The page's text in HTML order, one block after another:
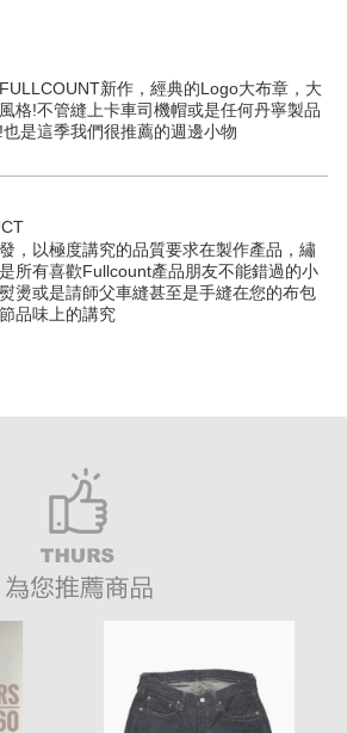
新作，經典的Logo大布章，大
格!不管縫上卡車司機帽或是任何丹寧製品
是這季我們很推薦的週邊小物
，以極度講究的品質要求在製作產品，繡
所有喜歡Fullcount產品朋友不能錯過的小
燙或是請師父車縫甚至是手縫在您的布包
品味上的講究